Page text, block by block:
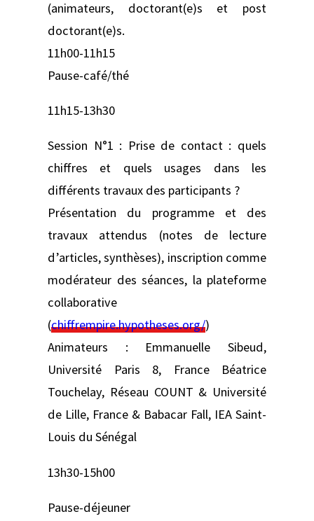
(animateurs, doctorant(e)s et post
doctorant(e)s.
11h00-11h15
Pause-café/thé
11h15-13h30
Session N°1 : Prise de contact : quels
chiffres et quels usages dans les
différents travaux des participants ?
Présentation du programme et des
travaux attendus (notes de lecture
d’articles, synthèses), inscription comme
modérateur des séances, la plateforme
collaborative
(chiffrempire.hypotheses.org/)
Animateurs : Emmanuelle Sibeud,
Université Paris 8, France Béatrice
Touchelay, Réseau COUNT & Université
de Lille, France & Babacar Fall, IEA Saint-
Louis du Sénégal
13h30-15h00
Pause-déjeuner